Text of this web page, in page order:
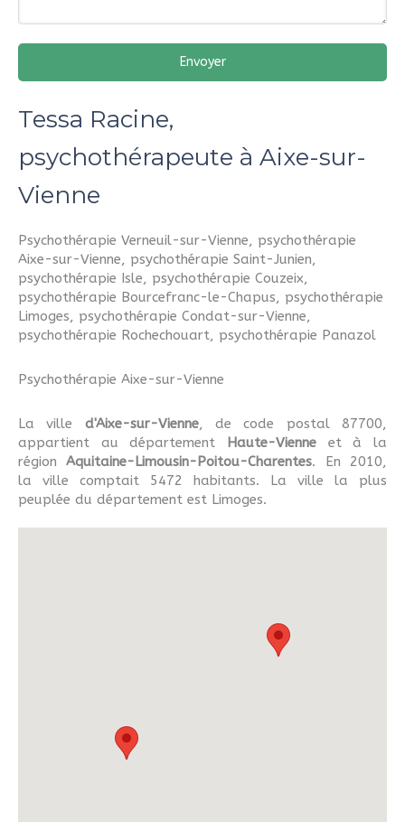
Envoyer
Tessa Racine,
psychothérapeute à Aixe-sur-
Vienne
Psychothérapie Verneuil-sur-Vienne, psychothérapie
Aixe-sur-Vienne, psychothérapie Saint-Junien,
psychothérapie Isle, psychothérapie Couzeix,
psychothérapie Bourcefranc-le-Chapus, psychothérapie
Limoges, psychothérapie Condat-sur-Vienne,
psychothérapie Rochechouart, psychothérapie Panazol
Psychothérapie Aixe-sur-Vienne
La ville d'Aixe-sur-Vienne, de code postal 87700,
appartient au département
Haute-Vienne et à la
régionAquitaine-Limousin-Poitou-Charentes. En 2010,
la ville comptait 5472 habitants. La ville la plus
peuplée du département est Limoges.